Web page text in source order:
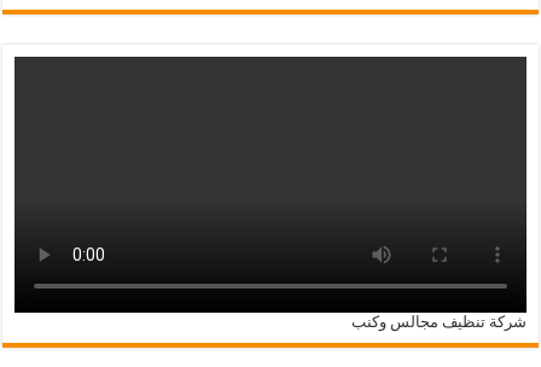
شركة تنظيف مجالس وكنب